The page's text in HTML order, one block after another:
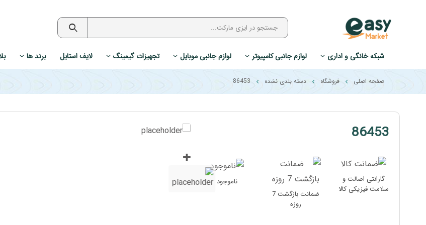
شبکه خانگی و اداری لوازم جانبی کامپیوتر لوازم جانبی موبایل تجهیزات گیمینگ لایف استایل برند ها
صفحه اصلی فروشگاه دسته بندی نشده 86453
86453
گارانتی اصالت و
سلامت فیزیکی کالا
ضمانت بازگشت 7
روزه
ناموجود